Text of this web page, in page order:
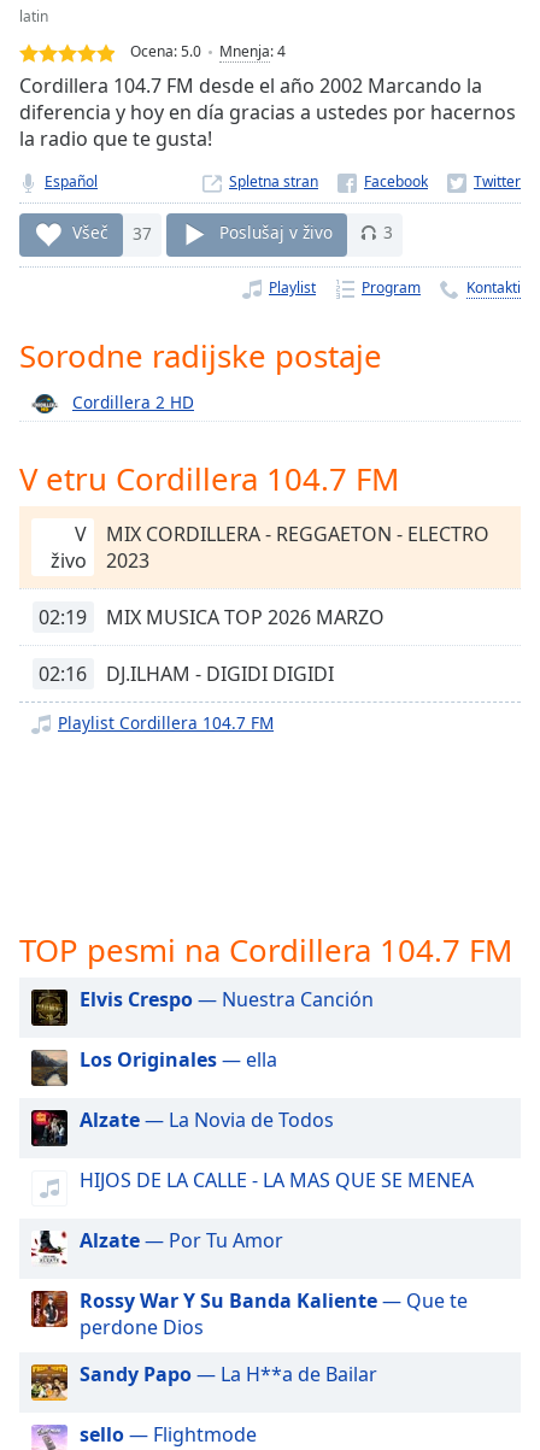
Loaded:
0.00%
Stream
TypeLIVE
live,
currently
behind
LIVE
Remaining
Playback
Rate
Chapters
Chapters
Descriptions
descriptions
off,
Subtitles
off,
selected
Audio
Track
Picture-
Picture
Fullscreen
modal
window.
Beginning
dialog
window.
Escape
latin
Ocena:5.0 Mnenja:4
Cordillera 104.7 FM desde el año 2002 Marcando la
diferencia y hoy en día gracias a ustedes por hacernos
la radio que te gusta!
Español Spletna stran
Všeč 37 Poslušaj v živo 3
Playlist Program Kontakti
Sorodne radijske postaje
Cordillera 2 HD
V etru Cordillera 104.7 FM
V
živo
MIX CORDILLERA - REGGAETON - ELECTRO
2023
02:19 MIX MUSICA TOP 2026 MARZO
02:16 DJ.ILHAM - DIGIDI DIGIDI
Playlist Cordillera 104.7 FM
TOP pesmi na Cordillera 104.7 FM
Elvis Crespo— Nuestra Canción
Los Originales— ella
Alzate— La Novia de Todos
HIJOS DE LA CALLE - LA MAS QUE SE MENEA
Alzate— Por Tu Amor
Rossy War Y Su Banda Kaliente— Que te
perdone Dios
Sandy Papo— La H**a de Bailar
sello— Flightmode